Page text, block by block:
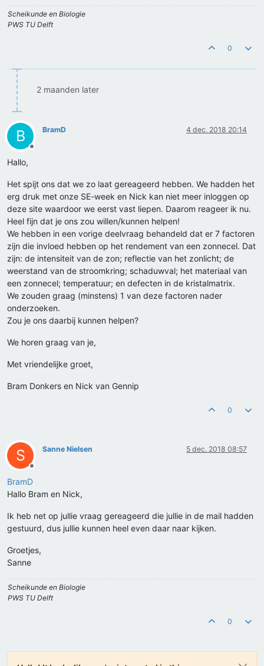
Scheikunde en Biologie
PWS TU Delft
0
2 maanden later
B
Offline
BramD 4 dec. 2018 20:14
Hallo,
Het spijt ons dat we zo laat gereageerd hebben. We hadden het
erg druk met onze SE-week en Nick kan niet meer inloggen op
deze site waardoor we eerst vast liepen. Daarom reageer ik nu.
Heel fijn dat je ons zou willen/kunnen helpen!
We hebben in een vorige deelvraag behandeld dat er 7 factoren
zijn die invloed hebben op het rendement van een zonnecel. Dat
zijn: de intensiteit van de zon; reflectie van het zonlicht; de
weerstand van de stroomkring; schaduwval; het materiaal van
een zonnecel; temperatuur; en defecten in de kristalmatrix.
We zouden graag (minstens) 1 van deze factoren nader
onderzoeken.
Zou je ons daarbij kunnen helpen?
We horen graag van je,
Met vriendelijke groet,
Bram Donkers en Nick van Gennip
0
S
Offline
Sanne Nielsen 5 dec. 2018 08:57
BramD
Hallo Bram en Nick,
Ik heb net op jullie vraag gereageerd die jullie in de mail hadden
gestuurd, dus jullie kunnen heel even daar naar kijken.
Groetjes,
Sanne
Scheikunde en Biologie
PWS TU Delft
0